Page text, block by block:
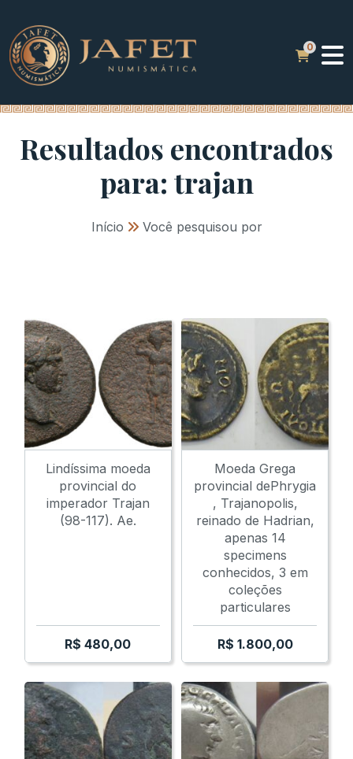
Resultados encontrados
para: trajan
Início » Você pesquisou por
Lindíssima moeda
provincial do
imperador Trajan
(98-117). Ae.
R$ 480,00
Moeda Grega
provincial dePhrygia
, Trajanopolis,
reinado de Hadrian,
apenas 14
specimens
conhecidos, 3 em
coleções
particulares
R$ 1.800,00